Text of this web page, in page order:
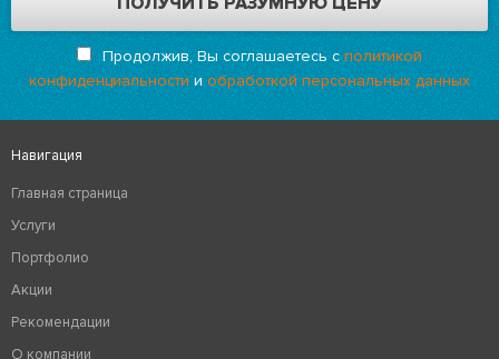
Продолжив, Вы соглашаетесь с политикой
конфиденциальности и обработкой персональных данных
Навигация
Главная страница
Услуги
Портфолио
Акции
Рекомендации
О компании